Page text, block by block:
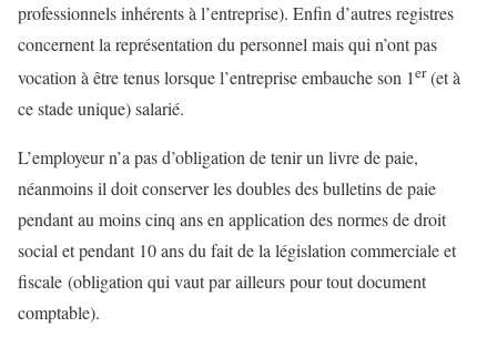
professionnels inhérents à l’entreprise). Enfin d’autres registres
concernent la représentation du personnel mais qui n’ont pas
vocation à être tenus lorsque l’entreprise embauche son 1er(et à
ce stade unique) salarié.
L’employeur n’a pas d’obligation de tenir un livre de paie,
néanmoins il doit conserver les doubles des bulletins de paie
pendant au moins cinq ans en application des normes de droit
social et pendant 10 ans du fait de la législation commerciale et
fiscale (obligation qui vaut par ailleurs pour tout document
comptable).